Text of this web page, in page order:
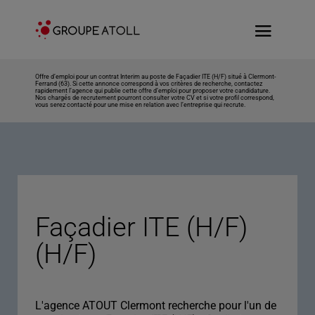
Offre d’emploi pour un contrat Interim au poste de Façadier ITE (H/F) situé à Clermont-
Ferrand (63). Si cette annonce correspond à vos critères de recherche, contactez
rapidement l’agence qui publie cette offre d’emploi pour proposer votre candidature.
Nos chargés de recrutement pourront consulter votre CV et si votre profil correspond,
vous serez contacté pour une mise en relation avec l’entreprise qui recrute.
Façadier ITE (H/F)
(H/F)
L'agence ATOUT Clermont recherche pour l'un de